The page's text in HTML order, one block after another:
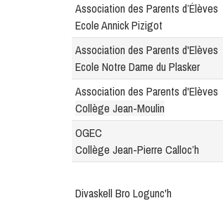
Association des Parents d’Élèves
Ecole Annick Pizigot
Association des Parents d'Elèves
Ecole Notre Dame du Plasker
Association des Parents d'Elèves
Collège Jean-Moulin
OGEC
Collège Jean-Pierre Calloc’h
Divaskell Bro Logunc'h